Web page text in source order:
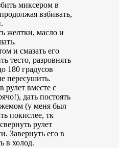
миксером в
взбивать,
желтки, масло и
и смазать его
тесто, разровнять
180 градусов
пересушить.
рулет вместе с
дать постоять
(у меня был
покислее, тк
рулет
Завернуть его в
в холод.